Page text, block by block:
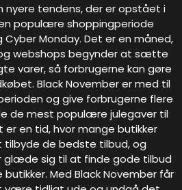
nyere tendens, der er opstået i
populære shoppingperiode
Cyber Monday. Det er en måned,
webshops begynder at sætte
varer, så forbrugerne kan gøre
Black November er med til
og give forbrugerne flere
de mest populære julegaver til
en tid, hvor mange butikker
tilbyde de bedste tilbud, og
glæde sig til at finde gode tilbud
Med Black November får